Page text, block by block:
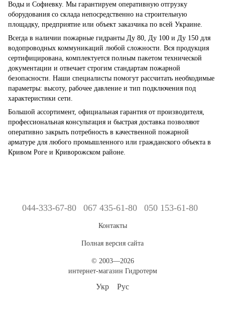
Воды и Софиевку. Мы гарантируем оперативную отгрузку
оборудования со склада непосредственно на строительную
площадку, предприятие или объект заказчика по всей Украине.
Всегда в наличии пожарные гидранты Ду 80, Ду 100 и Ду 150 для
водопроводных коммуникаций любой сложности. Вся продукция
сертифицирована, комплектуется полным пакетом технической
документации и отвечает строгим стандартам пожарной
безопасности. Наши специалисты помогут рассчитать необходимые
параметры: высоту, рабочее давление и тип подключения под
характеристики сети.
Большой ассортимент, официальная гарантия от производителя,
профессиональная консультация и быстрая доставка позволяют
оперативно закрыть потребность в качественной пожарной
арматуре для любого промышленного или гражданского объекта в
Кривом Роге и Криворожском районе.
044-333-67-80 067 435-61-80 050 153-61-80
Контакты
Полная версия сайта
© 2003—2026
интернет-магазин Гидротерм
Укр Рус